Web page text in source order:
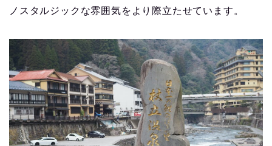
ノスタルジックな雰囲気をより際立たせています。